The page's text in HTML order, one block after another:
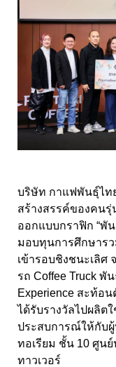
บริษัท กาแฟพันธุ์ไท
สร้างสรรค์ของคนรุ่
ออกแบบกราฟิก “พั
มอบทุนการศึกษาร
เข้ารอบชิงชนะเลิศ
รถ Coffee Truck พั
Experience สะท้อ
ได้รับรางวัลไปผลิต
ประสบการณ์ให้กับ
ทอเรียม ชั้น 10 ศูน
ทาวเวอร์